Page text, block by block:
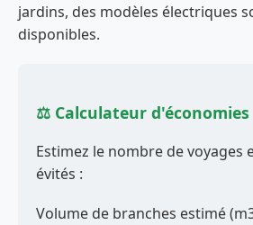
jardins, des modèles électriques
disponibles.
⚖️ Calculateur d'économies
Estimez le nombre de voyages
évités :
Volume de branches estimé